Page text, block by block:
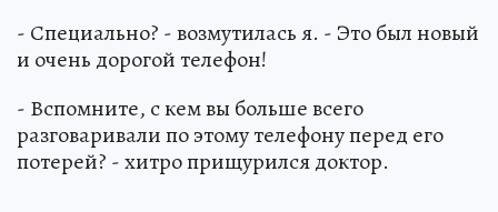
- Специально? - возмутилась я. - Это был новый
и очень дорогой телефон!
- Вспомните, с кем вы больше всего
разговаривали по этому телефону перед его
потерей? - хитро прищурился доктор.